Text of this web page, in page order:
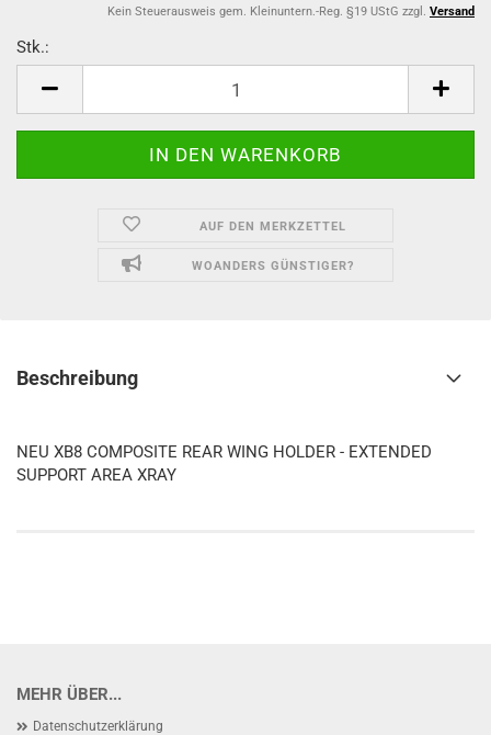
Kein Steuerausweis gem. Kleinuntern.-Reg. §19 UStG zzgl. Versand
Stk.:
AUF DEN MERKZETTEL
WOANDERS GÜNSTIGER?
Beschreibung
NEU XB8 COMPOSITE REAR WING HOLDER - EXTENDED
SUPPORT AREA XRAY
MEHR ÜBER...
Datenschutzerklärung